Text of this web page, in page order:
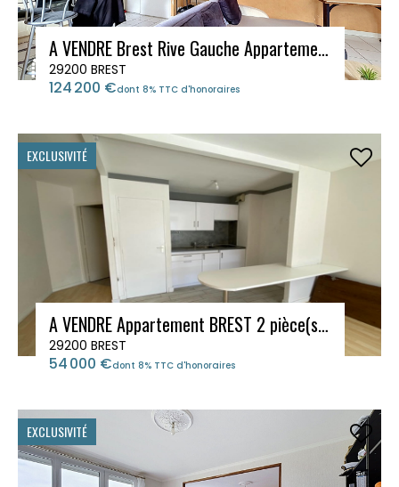
A VENDRE Brest Rive Gauche Appartement type 2, 58.27 m2
29200 BREST
124 200 €dont 8% TTC d'honoraires
EXCLUSIVITÉ
A VENDRE Appartement BREST 2 pièce(s) 45.29 m2
29200 BREST
54 000 €dont 8% TTC d'honoraires
EXCLUSIVITÉ